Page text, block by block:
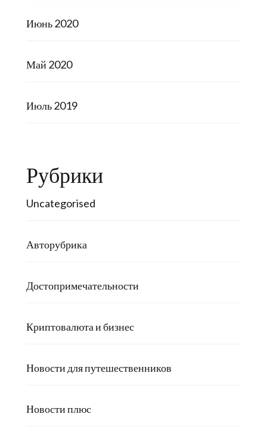
Июнь 2020
Май 2020
Июль 2019
Рубрики
Uncategorised
Авторубрика
Достопримечательности
Криптовалюта и бизнес
Новости для путешественников
Новости плюс